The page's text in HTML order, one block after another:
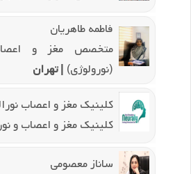
فاطمه طاهریان
متخصص مغز و
(نورولوژی) | تهران
کلینیک مغز و اعصاب
کلینیک مغز و اعصاب و
ساناز معصومی